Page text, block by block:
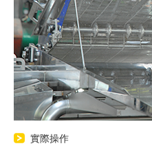
實際操作